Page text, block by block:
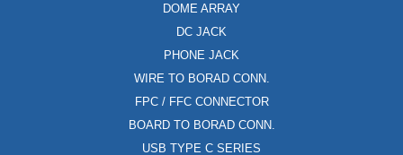
DOME ARRAY
DC JACK
PHONE JACK
WIRE TO BORAD CONN.
FPC / FFC CONNECTOR
BOARD TO BORAD CONN.
USB TYPE C SERIES